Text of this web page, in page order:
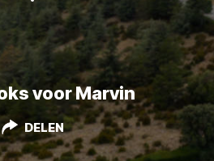
voor Marvin
DELEN